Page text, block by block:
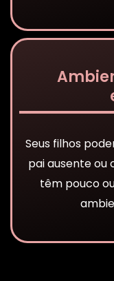
Seus filhos
pai ausente ou
têm pouco